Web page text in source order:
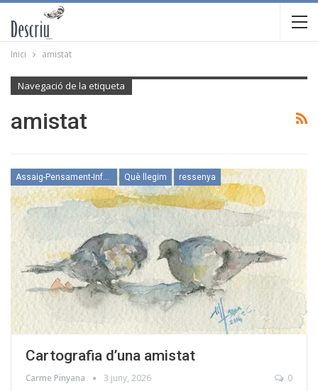
Inici amistat
Navegació de la etiqueta
amistat
Assaig-Pensament-Informació Què llegim ressenya
Cartografia d’una amistat
Carme Pinyana 3 juny, 2026 0